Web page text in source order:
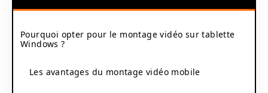
Pourquoi opter pour le montage vidéo sur tablette
Windows ?
Les avantages du montage vidéo mobile